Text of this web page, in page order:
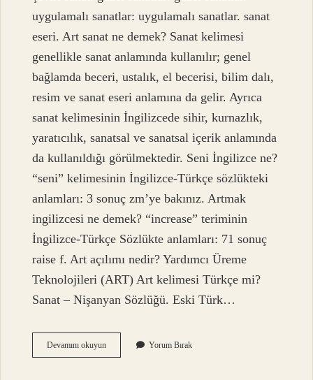
uygulamalı sanatlar: uygulamalı sanatlar. sanat
eseri. Art sanat ne demek? Sanat kelimesi
genellikle sanat anlamında kullanılır; genel
bağlamda beceri, ustalık, el becerisi, bilim dalı,
resim ve sanat eseri anlamına da gelir. Ayrıca
sanat kelimesinin İngilizcede sihir, kurnazlık,
yaratıcılık, sanatsal ve sanatsal içerik anlamında
da kullanıldığı görülmektedir. Seni İngilizce ne?
“seni” kelimesinin İngilizce-Türkçe sözlükteki
anlamları: 3 sonuç zm’ye bakınız. Artmak
ingilizcesi ne demek? “increase” teriminin
İngilizce-Türkçe Sözlükte anlamları: 71 sonuç
raise f. Art açılımı nedir? Yardımcı Üreme
Teknolojileri (ART) Art kelimesi Türkçe mi?
Sanat – Nişanyan Sözlüğü. Eski Türk…
Devamını okuyunArt
Ingilizcesi
Yorum Bırak